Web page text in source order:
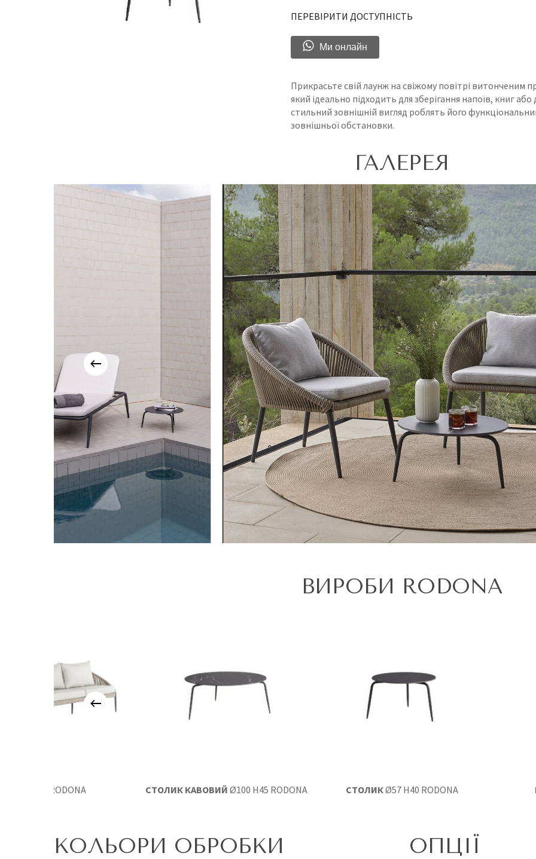
ПЕРЕВІРИТИ ДОСТУПНІСТЬ
Ми онлайн
Прикрасьте свій лаунж на свіжому повітрі витонченим
який ідеально підходить для зберігання напоїв, книг
стильний зовнішній вигляд роблять його
зовнішньої обстановки.
ГАЛЕРЕЯ
ВИРОБИ RODONA
СТОЛИКØ57 H40 RODONA
RODONA СТОЛИК КАВОВИЙ Ø100 H45 RODONA
КОЛЬОРИ ОБРОБКИ ОПЦІЇ